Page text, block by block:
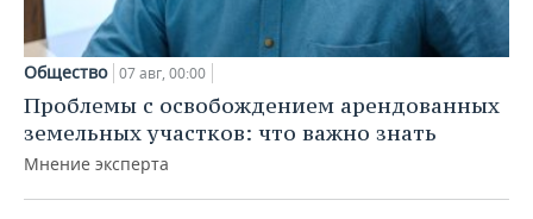
Общество 07 авг, 00:00
Проблемы с освобождением арендованных
земельных участков: что важно знать
Мнение эксперта